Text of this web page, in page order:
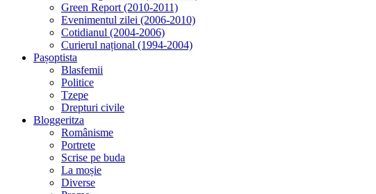
Green Report (2010-2011)
Evenimentul zilei (2006-2010)
Cotidianul (2004-2006)
Curierul național (1994-2004)
Pașoptista
Blasfemii
Politice
Tzepe
Drepturi civile
Bloggeritza
Românisme
Portrete
Scrise pe buda
La moșie
Diverse